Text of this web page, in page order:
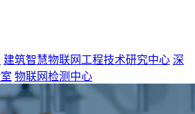
建筑智慧物联网工程技术研究中心 深
物联网检测中心